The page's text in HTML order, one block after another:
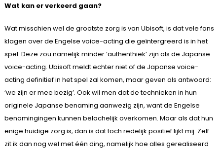
Wat kan er verkeerd gaan?
Wat misschien wel de grootste zorg is van Ubisoft, is dat vele fans
klagen over de Engelse voice-acting die geïntergreerd is in het
spel. Deze zou namelijk minder ‘authenthiek’ zijn als de Japanse
voice-acting. Ubisoft meldt echter niet of de Japanse voice-
acting definitief in het spel zal komen, maar geven als antwoord:
‘we zijn er mee bezig’. Ook wil men dat de technieken in hun
originele Japanse benaming aanwezig zijn, want de Engelse
benamingingen kunnen belachelijk overkomen. Maar als dat hun
enige huidige zorg is, dan is dat toch redelijk positief lijkt mij. Zelf
zit ik dan nog wel met één ding, namelijk hoe alles gerealiseerd